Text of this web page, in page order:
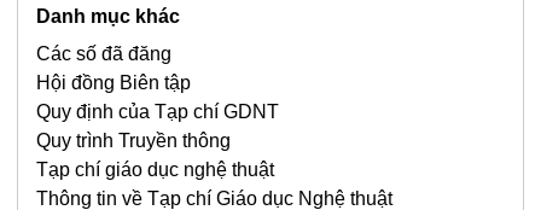
Danh mục khác
Các số đã đăng
Hội đồng Biên tập
Quy định của Tạp chí GDNT
Quy trình Truyền thông
Tạp chí giáo dục nghệ thuật
Thông tin về Tạp chí Giáo dục Nghệ thuật